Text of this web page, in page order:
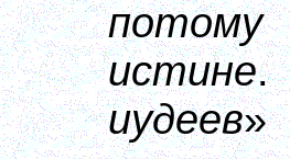
истине.
иудеев